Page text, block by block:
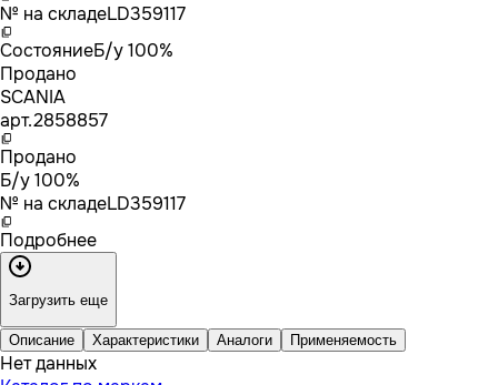
№ на складеLD359117
СостояниеБ/у 100%
Продано
SCANIA
арт.2858857
Продано
Б/у 100%
№ на складеLD359117
Подробнее
Загрузить еще
Описание Характеристики Аналоги Применяемость
Нет данных